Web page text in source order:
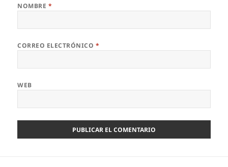
NOMBRE *
CORREO ELECTRÓNICO *
WEB